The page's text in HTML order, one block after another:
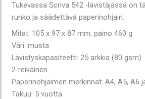
Tukevassa Scriva 542 -lävistäjässä on
runko ja säädettävä paperinohjain.
Mitat: 105 x 97 x 87 mm, paino 460 g
Väri: musta
Lävistyskapasiteetti: 25 arkkia (80 gsm)
2-reikäinen
Paperinohjaimen merkinnät: A4, A5, A6
Takuu: 5 vuotta